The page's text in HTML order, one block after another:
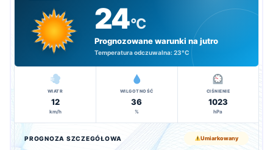
24°C
Prognozowane warunki na jutro
Temperatura odczuwalna:23°C
WIATR
12
km/h
WILGOTNOŚĆ
36
%
CIŚNIENIE
1023
hPa
PROGNOZA SZCZEGÓŁOWA Umiarkowany